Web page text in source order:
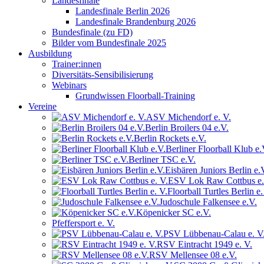
Landesfinale Berlin 2026
Landesfinale Brandenburg 2026
Bundesfinale (zu FD)
Bilder vom Bundesfinale 2025
Ausbildung
Trainer:innen
Diversitäts-Sensibilisierung
Webinars
Grundwissen Floorball-Training
Vereine
ASV Michendorf e. V.
Berlin Broilers 04 e.V.
Berlin Rockets e.V.
Berliner Floorball Klub
Berliner TSC e.V.
Eisbären Juniors Berlin
ESV Lok Raw Cottbus
Floorball Turtles Berlin
Judoschule Falkensee e.V.
Köpenicker SC e.V.
Pfeffersport e. V.
PSV Lübbenau-Calau e. V.
RSV Eintracht 1949 e. V.
RSV Mellensee 08 e.V.